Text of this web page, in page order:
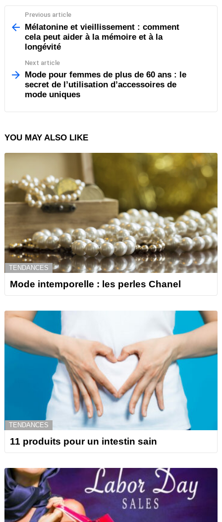
more
Previous article
Mélatonine et vieillissement : comment
cela peut aider à la mémoire et à la
longévité
Next article
Mode pour femmes de plus de 60 ans : le
secret de l’utilisation d’accessoires de
mode uniques
YOU MAY ALSO LIKE
TENDANCES
Mode intemporelle : les perles Chanel
TENDANCES
11 produits pour un intestin sain